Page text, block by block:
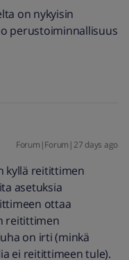
on nykyisin
perustoiminnallisuus
Forum|Forum|27 days ago
kyllä reitittimen
asetuksia
ottaa
reitittimen
on irti (minkä
ei reitittimeen tule).